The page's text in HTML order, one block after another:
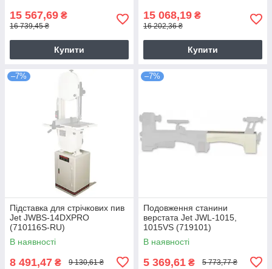
15 567,69 ₴
16 739,45 ₴
Купити
15 068,19 ₴
16 202,36 ₴
Купити
–7%
Підставка для стрічкових пив
Jet JWBS-14DXPRO
(710116S-RU)
В наявності
8 491,47 ₴ 9 130,61 ₴
–7%
Подовження станини
верстата Jet JWL-1015,
1015VS (719101)
В наявності
5 369,61 ₴ 5 773,77 ₴